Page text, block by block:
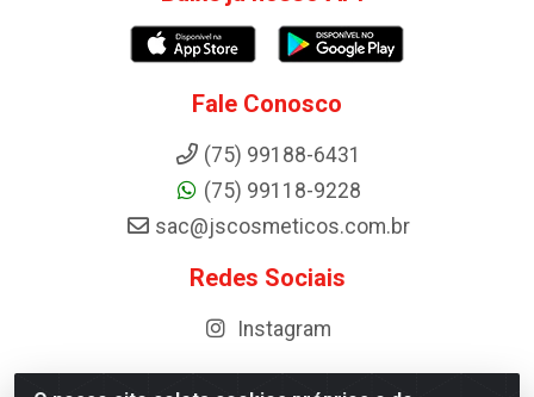
Fale Conosco
(75) 99188-6431
(75) 99118-9228
sac@jscosmeticos.com.br
Redes Sociais
Instagram